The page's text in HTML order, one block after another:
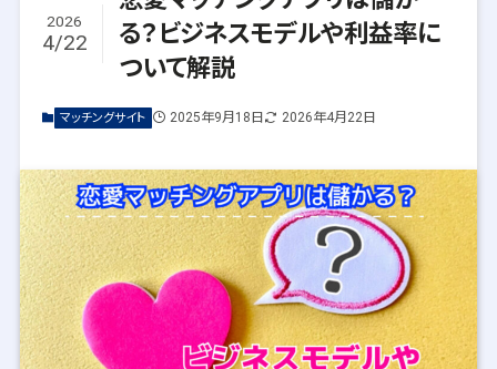
る？ビジネスモデルや利益率に
ついて解説
2026
4/22
マッチングサイト 2025年9月18日 2026年4月22日